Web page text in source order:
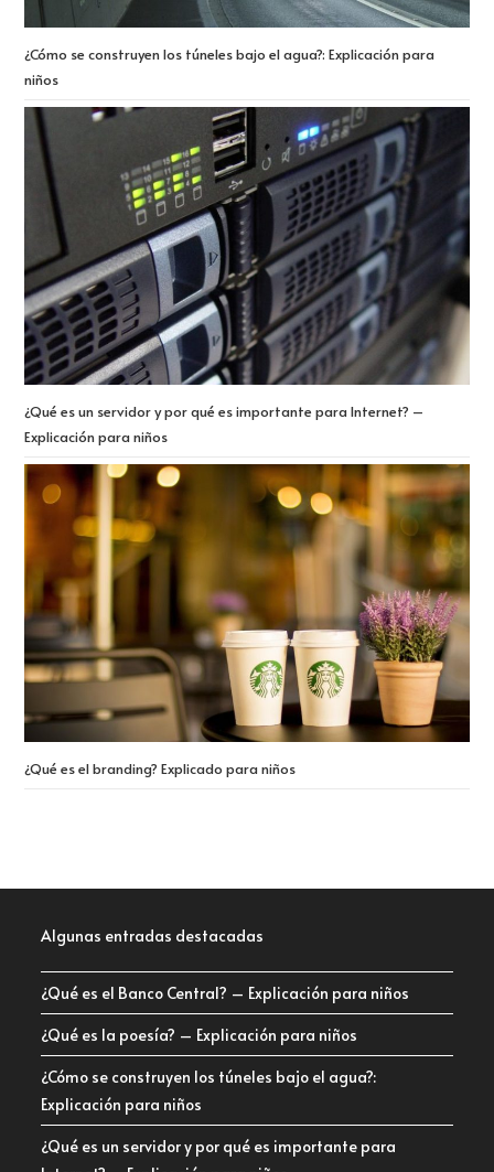
¿Cómo se construyen los túneles bajo el agua?: Explicación para
niños
¿Qué es un servidor y por qué es importante para Internet? –
Explicación para niños
¿Qué es el branding? Explicado para niños
Algunas entradas destacadas
¿Qué es el Banco Central? – Explicación para niños
¿Qué es la poesía? – Explicación para niños
¿Cómo se construyen los túneles bajo el agua?:
Explicación para niños
¿Qué es un servidor y por qué es importante para